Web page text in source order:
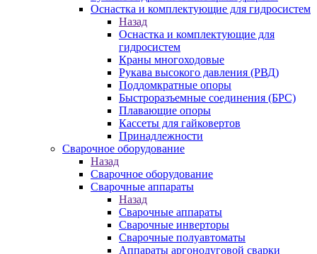
Оснастка и комплектующие для гидросистем
Назад
Оснастка и комплектующие для
гидросистем
Краны многоходовые
Рукава высокого давления (РВД)
Поддомкратные опоры
Быстроразъемные соединения (БРС)
Плавающие опоры
Кассеты для гайковертов
Принадлежности
Сварочное оборудование
Назад
Сварочное оборудование
Сварочные аппараты
Назад
Сварочные аппараты
Сварочные инверторы
Сварочные полуавтоматы
Аппараты аргонодуговой сварки